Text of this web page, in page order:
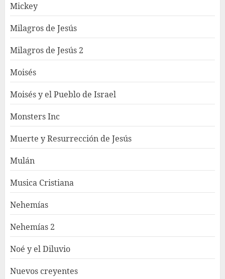
Mickey
Milagros de Jesús
Milagros de Jesús 2
Moisés
Moisés y el Pueblo de Israel
Monsters Inc
Muerte y Resurrección de Jesús
Mulán
Musica Cristiana
Nehemías
Nehemías 2
Noé y el Diluvio
Nuevos creyentes